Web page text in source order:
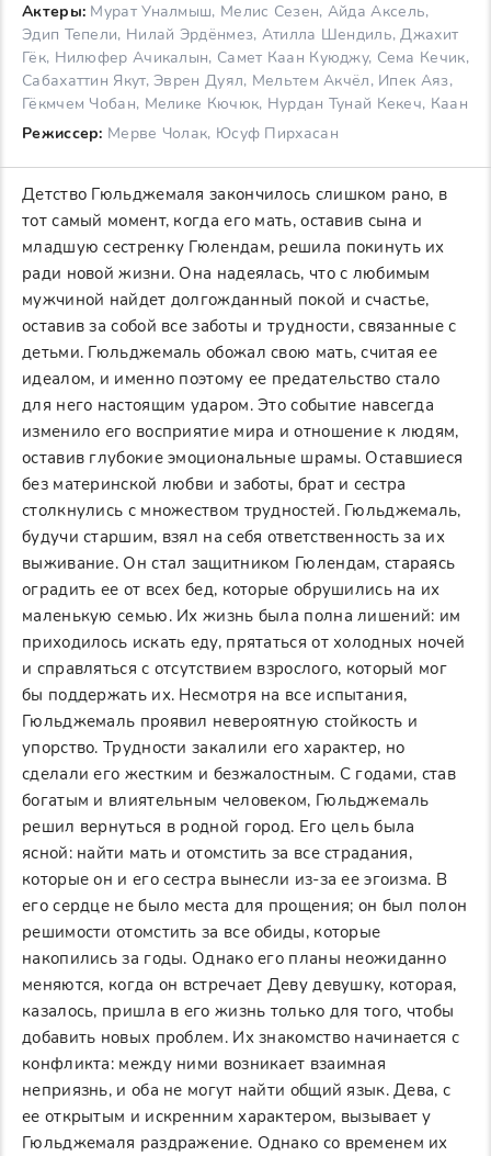
Актеры: Мурат Уналмыш, Мелис Сезен, Айда Аксель,
Эдип Тепели, Нилай Эрдёнмез, Атилла Шендиль, Джахит
Гёк, Нилюфер Ачикалын, Самет Каан Куюджу, Сема Кечик,
Сабахаттин Якут, Эврен Дуял, Мельтем Акчёл, Ипек Аяз,
Гёкмчем Чобан, Мелике Кючюк, Нурдан Тунай Кекеч, Каан
Режиссер: Мерве Чолак, Юсуф Пирхасан
Детство Гюльджемаля закончилось слишком рано, в
тот самый момент, когда его мать, оставив сына и
младшую сестренку Гюлендам, решила покинуть их
ради новой жизни. Она надеялась, что с любимым
мужчиной найдет долгожданный покой и счастье,
оставив за собой все заботы и трудности, связанные с
детьми. Гюльджемаль обожал свою мать, считая ее
идеалом, и именно поэтому ее предательство стало
для него настоящим ударом. Это событие навсегда
изменило его восприятие мира и отношение к людям,
оставив глубокие эмоциональные шрамы. Оставшиеся
без материнской любви и заботы, брат и сестра
столкнулись с множеством трудностей. Гюльджемаль,
будучи старшим, взял на себя ответственность за их
выживание. Он стал защитником Гюлендам, стараясь
оградить ее от всех бед, которые обрушились на их
маленькую семью. Их жизнь была полна лишений: им
приходилось искать еду, прятаться от холодных ночей
и справляться с отсутствием взрослого, который мог
бы поддержать их. Несмотря на все испытания,
Гюльджемаль проявил невероятную стойкость и
упорство. Трудности закалили его характер, но
сделали его жестким и безжалостным. С годами, став
богатым и влиятельным человеком, Гюльджемаль
решил вернуться в родной город. Его цель была
ясной: найти мать и отомстить за все страдания,
которые он и его сестра вынесли из-за ее эгоизма. В
его сердце не было места для прощения; он был полон
решимости отомстить за все обиды, которые
накопились за годы. Однако его планы неожиданно
меняются, когда он встречает Деву девушку, которая,
казалось, пришла в его жизнь только для того, чтобы
добавить новых проблем. Их знакомство начинается с
конфликта: между ними возникает взаимная
неприязнь, и оба не могут найти общий язык. Дева, с
ее открытым и искренним характером, вызывает у
Гюльджемаля раздражение. Однако со временем их